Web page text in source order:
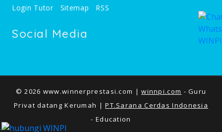
Login Tutor
Sitemap RSS
Social Media
© 2026 www.winnerprestasi.com |winnpi.com - Guru
Privat datang Kerumah |PT.Sarana Cerdas Indonesia
- Education
.